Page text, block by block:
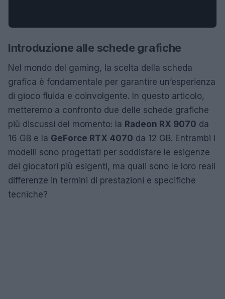
Introduzione alle schede grafiche
Nel mondo del gaming, la scelta della scheda
grafica è fondamentale per garantire un’esperienza
di gioco fluida e coinvolgente. In questo articolo,
metteremo a confronto due delle schede grafiche
più discussi del momento: la Radeon RX 9070 da
16 GB e la GeForce RTX 4070 da 12 GB. Entrambi i
modelli sono progettati per soddisfare le esigenze
dei giocatori più esigenti, ma quali sono le loro reali
differenze in termini di prestazioni e specifiche
tecniche?